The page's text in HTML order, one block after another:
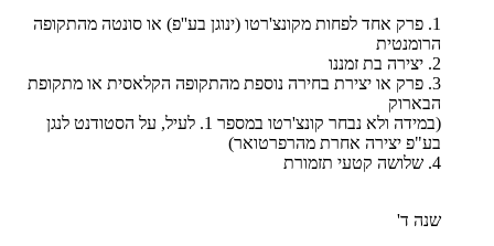
1. פרק אחד לפחות מקונצ'רטו (ינוגן בע''פ) או סונטה מהתקופה
הרומנטית
2. יצירה בת זמננו
3. פרק או יצירת בחירה נוספת מהתקופה הקלאסית או מתקופת
הבארוק
(במידה ולא נבחר קונצ'רטו במספר 1. לעיל, על הסטודנט לנגן
בע"פ יצירה אחרת מהרפרטואר)
4. שלושה קטעי תזמורת
שנה ד'